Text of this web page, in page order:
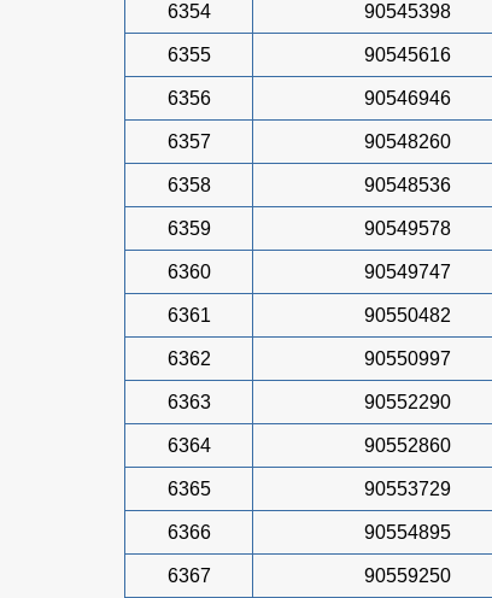
6354 90545398
6355 90545616
6356 90546946
6357 90548260
6358 90548536
6359 90549578
6360 90549747
6361 90550482
6362 90550997
6363 90552290
6364 90552860
6365 90553729
6366 90554895
6367 90559250